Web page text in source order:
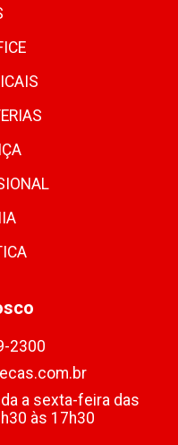
2300
a sexta-feira das
às 17h30